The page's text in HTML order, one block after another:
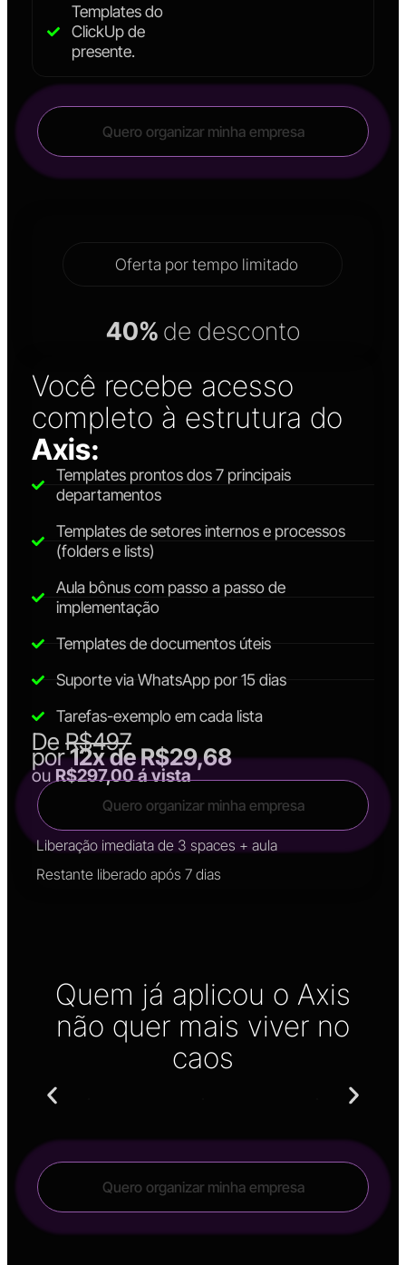
Templates do
ClickUp de
presente.
Quero organizar minha empresa
Você recebe acesso
completo à estrutura do
Axis:
Templates prontos dos 7 principais
departamentos
Templates de setores internos e processos
(folders e lists)
Aula bônus com passo a passo de
implementação
Templates de documentos úteis
Suporte via WhatsApp por 15 dias
Tarefas-exemplo em cada lista
DeR$497
por12x de R$29,68
ouR$297,00 á vista
Quero organizar minha empresa
Liberação imediata de 3 spaces + aula
Restante liberado após 7 dias
Oferta por tempo limitado
40% de desconto
Quem já aplicou o Axis
não quer mais viver no
caos
Quero organizar minha empresa